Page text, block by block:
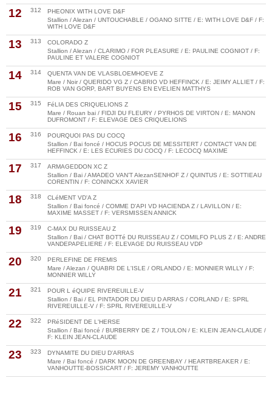
12 312
PHEONIX WITH LOVE D&F
Stallion / Alezan / UNTOUCHABLE / OGANO SITTE / E: WITH LOVE D&F / F:
WITH LOVE D&F
13 313
COLORADO Z
Stallion / Alezan / CLARIMO / FOR PLEASURE / E: PAULINE COGNIOT / F:
PAULINE ET VALERE COGNIOT
14 314
QUENTA VAN DE VLASBLOEMHOEVE Z
Mare / Noir / QUERIDO VG Z / CABRIO VD HEFFINCK / E: JEIMY ALLIET / F:
ROB VAN GORP, BART BUYENS EN EVELIEN MATTHYS
15 315
FéLIA DES CRIQUELIONS Z
Mare / Rouan bai / FIDJI DU FLEURY / PYRHOS DE VIRTON / E: MANON
DUFROMONT / F: ELEVAGE DES CRIQUELIONS
16 316
POURQUOI PAS DU COCQ
Stallion / Bai foncé / HOCUS POCUS DE MESSITERT / CONTACT VAN DE
HEFFINCK / E: LES ECURIES DU COCQ / F: LECOCQ MAXIME
17 317
ARMAGEDDON XC Z
Stallion / Bai / AMADEO VAN’T AlezanSENHOF Z / QUINTUS / E: SOTTIEAU
CORENTIN / F: CONINCKX XAVIER
18 318
CLéMENT VD'A Z
Stallion / Bai foncé / COMME D'API VD HACIENDA Z / LAVILLON / E:
MAXIME MASSET / F: VERSMISSEN ANNICK
19 319
C-MAX DU RUISSEAU Z
Stallion / Bai / CHAT BOTTé DU RUISSEAU Z / COMILFO PLUS Z / E: ANDRE
VANDEPAPELIERE / F: ELEVAGE DU RUISSEAU VDP
20 320
PERLEFINE DE FREMIS
Mare / Alezan / QUABRI DE L'ISLE / ORLANDO / E: MONNIER WILLY / F:
MONNIER WILLY
21 321
POUR L éQUIPE RIVEREUILLE-V
Stallion / Bai / EL PINTADOR DU DIEU D ARRAS / CORLAND / E: SPRL
RIVEREUILLE-V / F: SPRL RIVEREUILLE-V
22 322
PRéSIDENT DE L'HERSE
Stallion / Bai foncé / BURBERRY DE Z / TOULON / E: KLEIN JEAN-CLAUDE /
F: KLEIN JEAN-CLAUDE
23 323
DYNAMITE DU DIEU D'ARRAS
Mare / Bai foncé / DARK MOON DE GREENBAY / HEARTBREAKER / E:
VANHOUTTE-BOSSICART / F: JEREMY VANHOUTTE